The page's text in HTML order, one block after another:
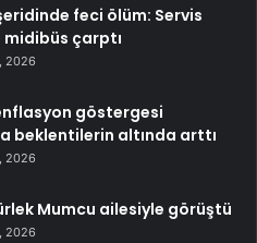
feci ölüm: Servis
çarptı
2026
göstergesi
beklentilerin altında arttı
2026
Mumcu ailesiyle görüştü
2026